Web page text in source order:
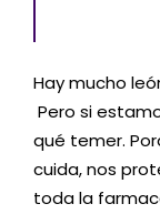
Hay mucho
Pero si
qué temer.
cuida, nos
toda la